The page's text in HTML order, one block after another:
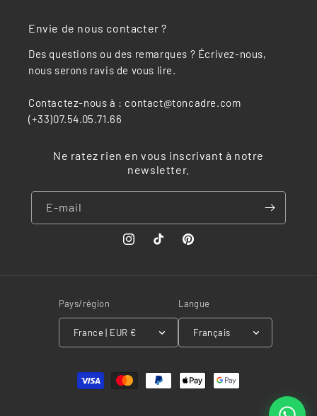
Envie de nous contacter ?
Des questions ou des remarques ? Écrivez-nous,
nous serons ravis de vous lire.
Contactez-nous à : contact@toncadre.com
(+33)07.54.05.71.66
Ne ratez rien en vous inscrivant à notre
newsletter.
E-mail
InstagramTikTok Pinterest
Pays/région
France | EUR €
Langue
Français
de